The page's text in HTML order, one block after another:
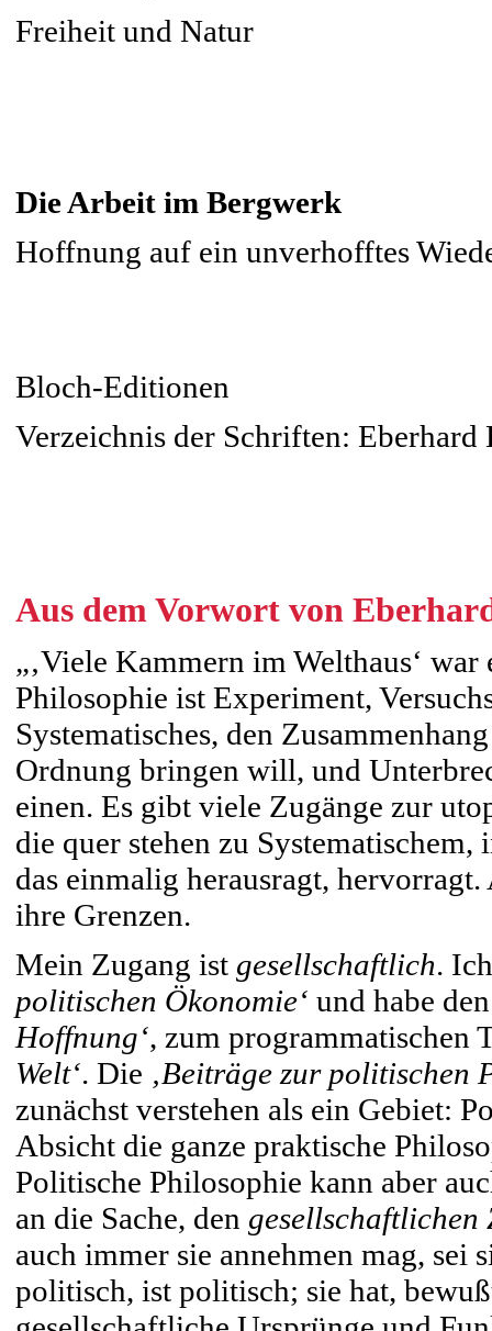
Freiheit und Natur
Die Arbeit im Bergwerk
Hoffnung auf ein unverhofftes
Bloch-Editionen
Verzeichnis der Schriften: Eberhard
Aus dem Vorwort von
„‚Viele Kammern im Welthaus‘
Philosophie ist Experiment,
Systematisches, den
Ordnung bringen will, und
einen. Es gibt viele Zugänge zur
die quer stehen zu Systematischem,
das einmalig herausragt,
ihre Grenzen.
Mein Zugang ist gesellschaftlich.
politischen Ökonomie‘ und habe
Hoffnung‘, zum programmatischen
Welt‘. Die ‚Beiträge zur politischen
zunächst verstehen als ein Gebiet:
Absicht die ganze praktische
Politische Philosophie kann aber
an die Sache, den gesellschaftlichen
auch immer sie annehmen mag, sei
politisch, ist politisch; sie hat,